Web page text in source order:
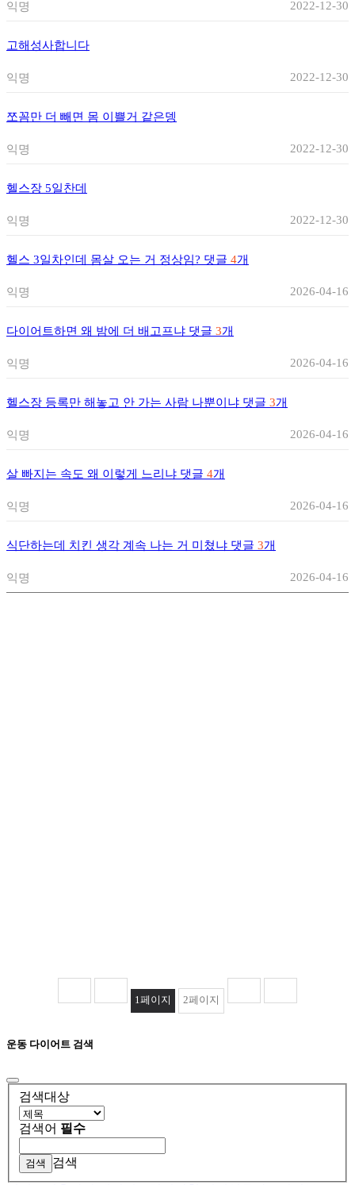
익명 2022-12-30
고해성사합니다
익명 2022-12-30
쪼꼼만 더 빼면 몸 이쁠거 같은뎅
익명 2022-12-30
헬스장 5일찬데
익명 2022-12-30
헬스 3일차인데 몸살 오는 거 정상임? 댓글 4개
익명 2026-04-16
다이어트하면 왜 밤에 더 배고프냐 댓글 3개
익명 2026-04-16
헬스장 등록만 해놓고 안 가는 사람 나뿐이냐 댓글 3개
익명 2026-04-16
살 빠지는 속도 왜 이렇게 느리냐 댓글 4개
익명 2026-04-16
식단하는데 치킨 생각 계속 나는 거 미쳤냐 댓글 3개
익명 2026-04-16
1페이지 2페이지
운동 다이어트 검색
검색대상
검색어 필수
검색